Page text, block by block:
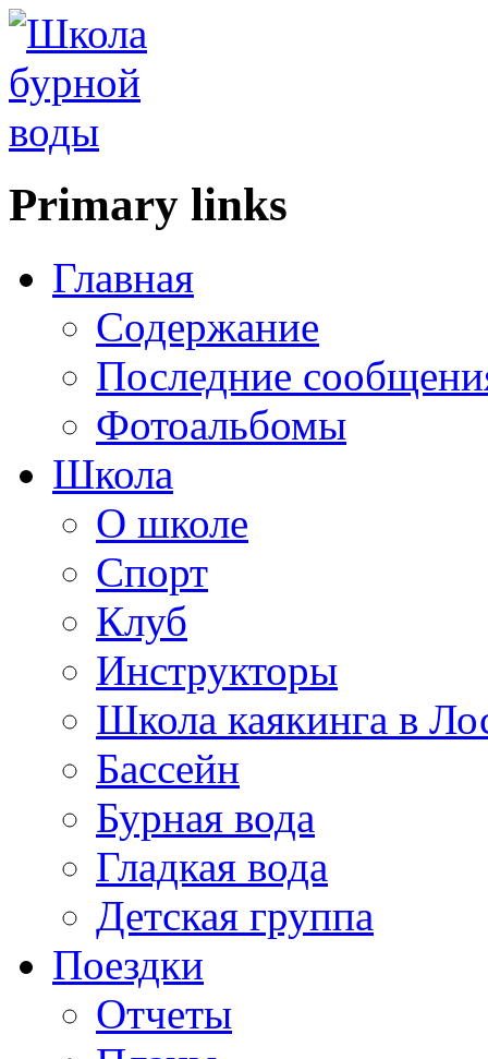
Primary links
Главная
Содержание
Последние
Фотоальбомы
Школа
О школе
Спорт
Клуб
Инструкторы
Школа каякинга в
Бассейн
Бурная вода
Гладкая вода
Детская группа
Поездки
Отчеты